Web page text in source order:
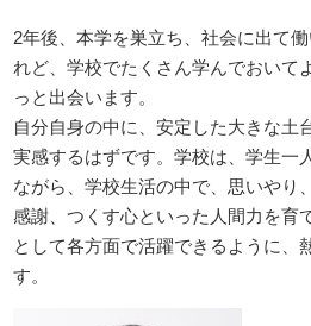
2年後、本学を巣立ち、社会に出て
れど、学校でたくさん学んでおいて
っと出会います。
自分自身の中に、安定した大きな土
実感するはずです。学校は、学生一
ながら、学校生活の中で、思いやり
感謝、つくす心といった人間力を育
として各方面で活躍できるように、
す。